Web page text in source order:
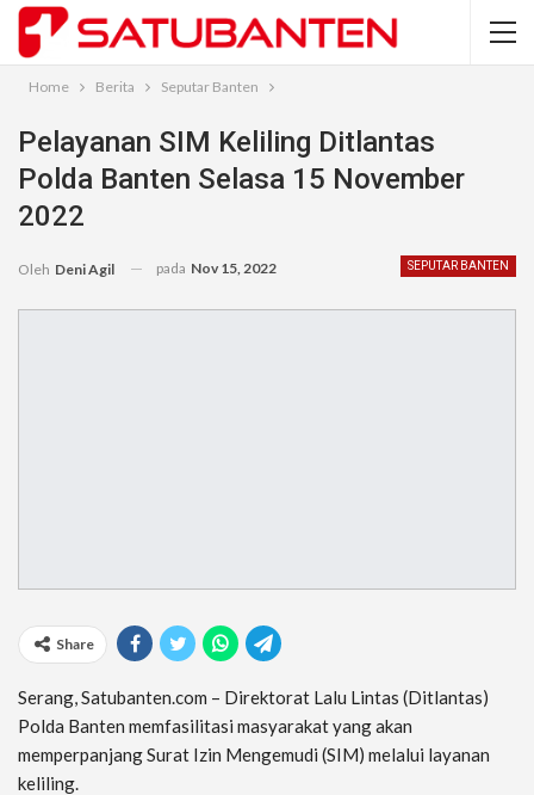
Home Berita Seputar Banten
Pelayanan SIM Keliling Ditlantas
Polda Banten Selasa 15 November
2022
SEPUTAR BANTEN
Oleh Deni Agil pada Nov 15, 2022
Share
Serang, Satubanten.com – Direktorat Lalu Lintas (Ditlantas)
Polda Banten memfasilitasi masyarakat yang akan
memperpanjang Surat Izin Mengemudi (SIM) melalui layanan
keliling.